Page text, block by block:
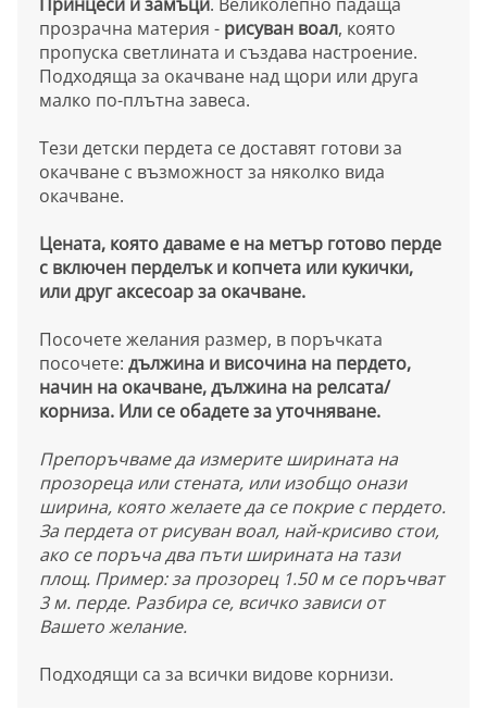
прозрачна материя - рисуван воал, която
пропуска светлината и създава настроение.
Подходяща за окачване над щори или друга
малко по-плътна завеса.
Тези детски пердета се доставят готови за
окачване с възможност за няколко вида
окачване.
Цената, която даваме е на метър готово перде
с включен перделък и копчета или кукички,
или друг аксесоар за окачване.
Посочете желания размер, в поръчката
посочете: дължина и височина на пердето,
начин на окачване, дължина на релсата/
корниза. Или се обадете за уточняване.
Препоръчваме да измерите ширината на
прозореца или стената, или изобщо онази
ширина, която желаете да се покрие с пердето.
За пердета от рисуван воал, най-крисиво стои,
ако се поръча два пъти ширината на тази
площ. Пример: за прозорец 1.50 м се поръчват
3 м. перде. Разбира се, всичко зависи от
Вашето желание.
Подходящи са за всички видове корнизи.